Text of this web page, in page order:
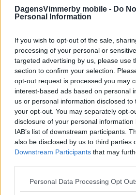
DagensVimmerby mobile - Do
Personal Information
If you wish to opt-out of the sale,
processing of your personal or
targeted advertising by us, please use
section to confirm your selection.
opt-out request is processed you may
interest-based ads based on personal
us or personal information disclosed
your opt-out. You may separately opt-
disclosure of your personal
IAB’s list of downstream participants.
also be disclosed by us to third parties
Downstream Participants that may
Please note that this website/app uses
Personal Data Processing Opt